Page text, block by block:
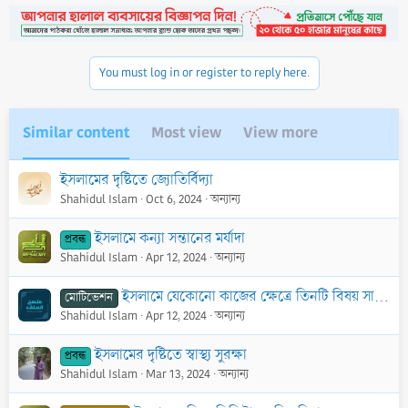
t
i
You must log in or register to reply here.
Similar content Most view View more
ইসলামের দৃষ্টিতে জ্যোতির্বিদ্যা
Shahidul Islam Oct 6, 2024 অন্যান্য
প্রবন্ধ ইসলামে কন্যা সন্তানের মর্যাদা
Shahidul Islam Apr 12, 2024 অন্যান্য
মোটিভেশন ইসলামে যেকোনো কাজের ক্ষেত্রে তিনটি বিষয় সামনে রাখতে হয়
Shahidul Islam Apr 12, 2024 অন্যান্য
প্রবন্ধ ইসলামের দৃষ্টিতে স্বাস্থ্য সুরক্ষা
Shahidul Islam Mar 13, 2024 অন্যান্য